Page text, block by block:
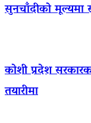
सुनचाँदीको मूल्यमा
कोशी प्रदेश
तयारीमा